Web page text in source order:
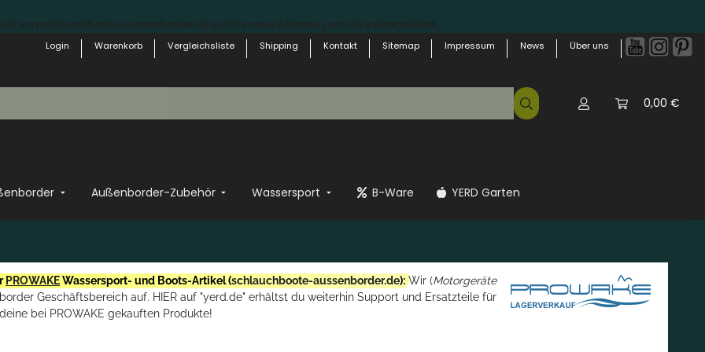
Login
Warenkorb Vergleichsliste Shipping Kontakt Sitemap Impressum News Über uns
0,00 €
Außenborder-Zubehör Wassersport B-Ware YERD Garten
PROWAKEWassersport- und Boots-Artikel (schlauchboote-aussenborder.de): Wir (Motorgeräte
Geschäftsbereich auf. HIER auf "yerd.de" erhältst du weiterhin Support und Ersatzteile für
deine bei PROWAKE gekauften Produkte!